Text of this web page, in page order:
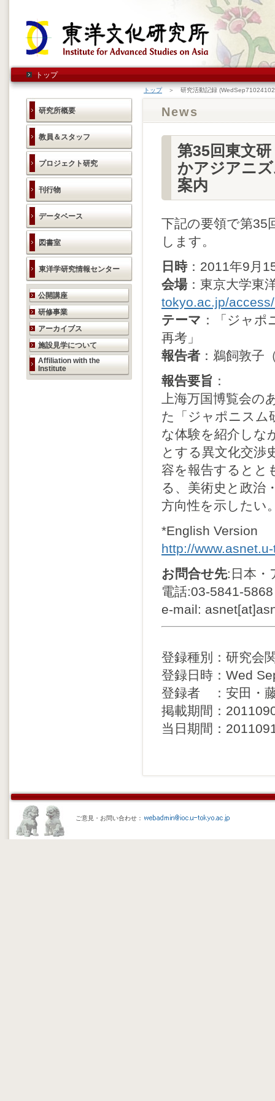
トップ
研究所概要
教員＆スタッフ
プロジェクト研究
刊行物
データベース
図書室
東洋学研究情報センター
研究活動のご案内
公開講座
研修事業
アーカイブス
施設見学について
Affiliation with the
Institute
トップ＞ 研究活動記録
News
第35回東文
かアジアニ
案内
下記の要領で第35
します。
日時：2011年9月
会場：東京大学東
tokyo.ac.jp/
テーマ ：「ジャ
再考」
報告者 ：鵜飼敦子
報告要旨 ：
上海万国博覧会の
た「ジャポニスム
な体験を紹介しな
とする異文化交渉
容を報告するとと
る、美術史と政治
方向性を示したい
*English Version
http://
お問合せ先:日本・
電話:03-5841-5868
e-mail:
登録種別：研究会
登録日時：Wed
登録者 ：安田・
掲載期間：
当日期間：
ご意見・お問い合わせ：